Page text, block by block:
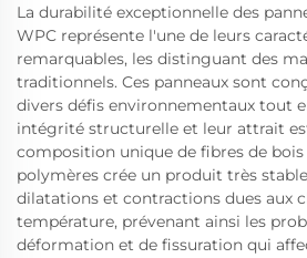
La durabilité exceptionnelle des
WPC représente l'une de leurs
remarquables, les distinguant des
traditionnels. Ces panneaux sont
divers défis environnementaux tout
intégrité structurelle et leur attrait
composition unique de fibres de
polymères crée un produit très
dilatations et contractions dues aux
température, prévenant ainsi les
déformation et de fissuration qui